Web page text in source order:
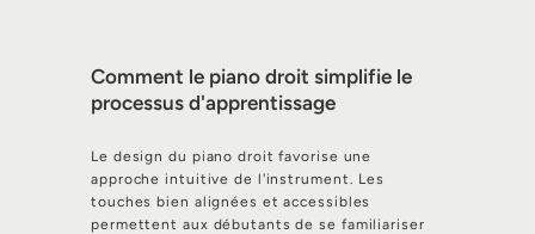
Comment le piano droit simplifie le
processus d'apprentissage
Le design du piano droit favorise une
approche intuitive de l'instrument. Les
touches bien alignées et accessibles
permettent aux débutants de se familiariser